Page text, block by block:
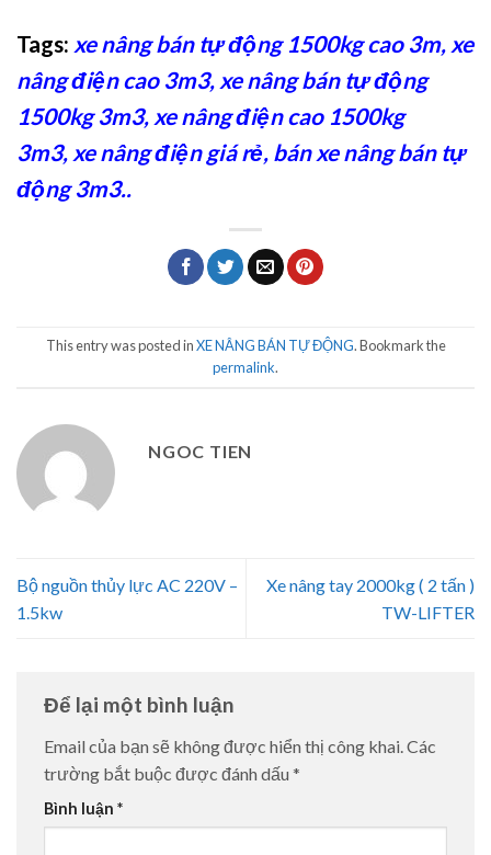
Tags: xe nâng bán tự động 1500kg cao 3m, xe
nâng điện cao 3m3, xe nâng bán tự động
1500kg 3m3, xe nâng điện cao 1500kg
3m3, xe nâng điện giá rẻ, bán xe nâng bán tự
động 3m3..
This entry was posted inXE NÂNG BÁN TỰ ĐỘNG. Bookmark the
permalink.
NGOC TIEN
Bộ nguồn thủy lực AC 220V –
1.5kw
Xe nâng tay 2000kg ( 2 tấn )
TW-LIFTER
Để lại một bình luận
Email của bạn sẽ không được hiển thị công khai. Các
trường bắt buộc được đánh dấu *
Bình luận *